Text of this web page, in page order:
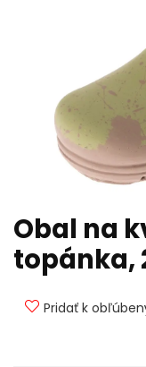
Obal na
topánka,
Pridať k